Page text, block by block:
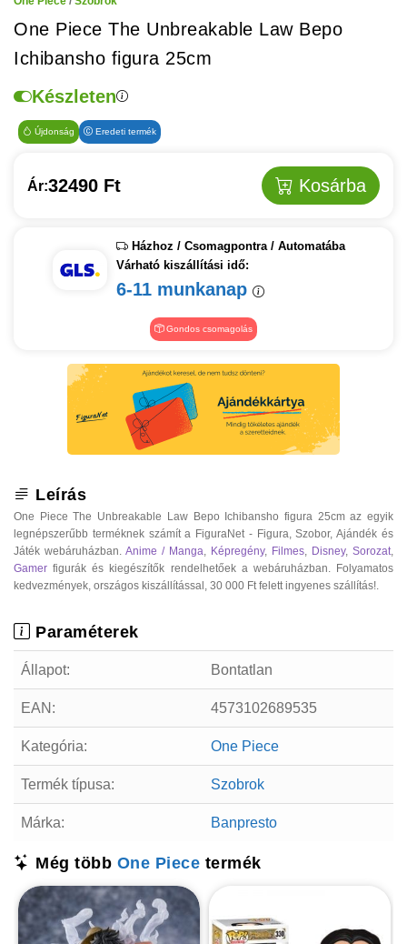
One Piece The Unbreakable Law Bepo
Ichibansho figura 25cm
Készleten
Újdonság Eredeti termék
Ár:32490 Ft Kosárba
Házhoz / Csomagpontra / Automatába
Várható kiszállítási idő:
6-11 munkanap
Gondos csomagolás
Leírás
One Piece The Unbreakable Law Bepo Ichibansho figura 25cm az egyik
legnépszerűbb terméknek számít a FiguraNet - Figura, Szobor, Ajándék és
Játék webáruházban. Anime / Manga, Képregény, Filmes, Disney, Sorozat,
Gamer figurák és kiegészítők rendelhetőek a webáruházban. Folyamatos
kedvezmények, országos kiszállítással, 30 000 Ft felett ingyenes szállítás!.
Paraméterek
Állapot: Bontatlan
EAN: 4573102689535
Kategória: One Piece
Termék típusa: Szobrok
Márka: Banpresto
Még több One Piece termék